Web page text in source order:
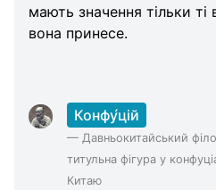
мають значення тільки ті
вона принесе.
Конфу́цій
— Давньокитайський
титульна фігура у
Китаю